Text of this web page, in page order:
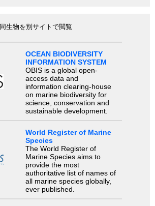
同生物を別サイトで閲覧
OCEAN BIODIVERSITY
INFORMATION SYSTEM
OBIS is a global open-
access data and
information clearing-house
on marine biodiversity for
science, conservation and
sustainable development.
World Register of Marine
Species
The World Register of
Marine Species aims to
provide the most
authoritative list of names of
all marine species globally,
ever published.